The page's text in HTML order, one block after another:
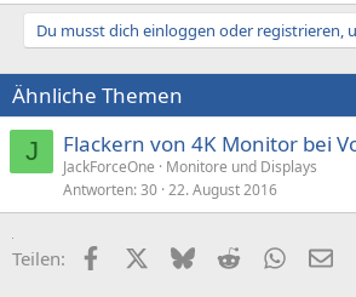
Du musst dich einloggen oder registrieren,
Ähnliche Themen
J Flackern von 4K Monitor bei
JackForceOne
Monitore und Displays
Antworten 30 22. August 2016
Teilen: FacebookX (Twitter)
BlueskyReddit E-